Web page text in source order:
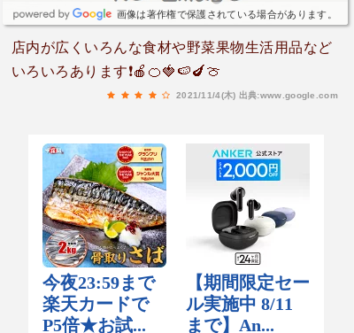
画像は著作権で保護されている場合があります。
店内が広くいろんな食材や野菜果物生活用品など
いろいろあります❗🍎🍊🍓🍉🍆🍈
2021/11/4(木) 出典:www.google.com